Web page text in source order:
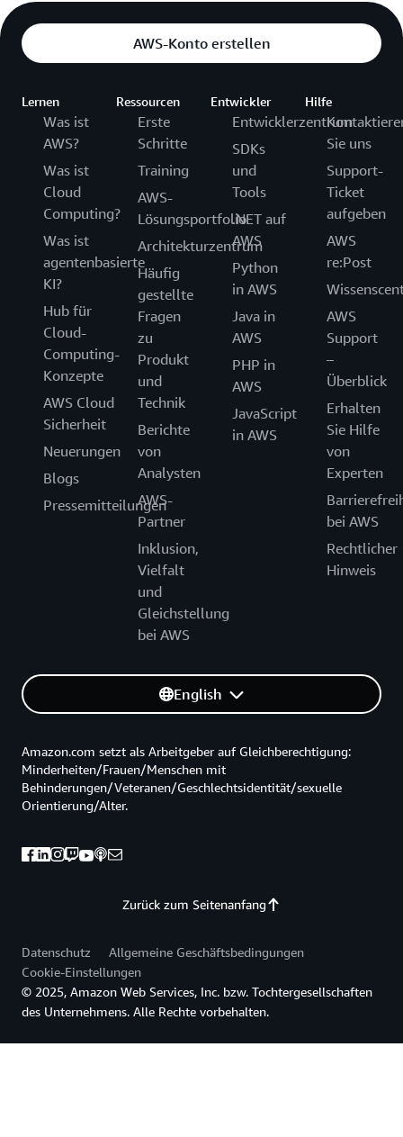
AWS-Konto erstellen
Lernen
Was ist
AWS?
Was ist
Cloud
Computing?
Was ist
agentenbasierte
KI?
Hub für
Cloud-
Computing-
Konzepte
AWS Cloud
Sicherheit
Neuerungen
Blogs
Pressemitteilungen
Ressourcen
Erste
Schritte
Training
AWS-
Lösungsportfolio
Architekturzentrum
Häufig
gestellte
Fragen
zu
Produkt
und
Technik
Berichte
von
Analysten
AWS-
Partner
Inklusion,
Vielfalt
und
Gleichstellung
bei AWS
Entwickler
Entwicklerzentrum
SDKs
und
Tools
.NET auf
AWS
Python
in AWS
Java in
AWS
PHP in
AWS
JavaScript
in AWS
Hilfe
Sie uns
Support-
Ticket
aufgeben
AWS
re:Post
AWS
Support
–
Überblick
Erhalten
Sie Hilfe
von
Experten
bei AWS
Rechtlicher
Hinweis
English
Zurück zum Seitenanfang
Amazon.com setzt als Arbeitgeber auf Gleichberechtigung:
Minderheiten/Frauen/Menschen mit
Behinderungen/Veteranen/Geschlechtsidentität/sexuelle
Orientierung/Alter.
Datenschutz
Allgemeine Geschäftsbedingungen
Cookie-Einstellungen
© 2025, Amazon Web Services, Inc. bzw. Tochtergesellschaften
des Unternehmens. Alle Rechte vorbehalten.